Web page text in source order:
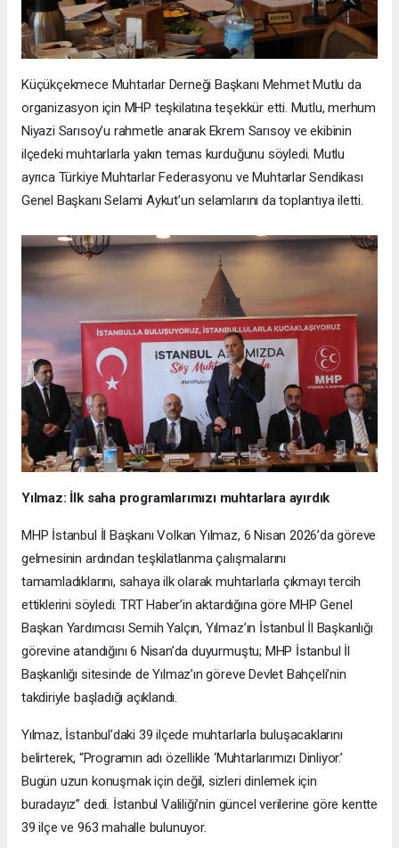
Küçükçekmece Muhtarlar Derneği Başkanı Mehmet Mutlu da
organizasyon için MHP teşkilatına teşekkür etti. Mutlu, merhum
Niyazi Sarısoy’u rahmetle anarak Ekrem Sarısoy ve ekibinin
ilçedeki muhtarlarla yakın temas kurduğunu söyledi. Mutlu
ayrıca Türkiye Muhtarlar Federasyonu ve Muhtarlar Sendikası
Genel Başkanı Selami Aykut’un selamlarını da toplantıya iletti.
Yılmaz: İlk saha programlarımızı muhtarlara ayırdık
MHP İstanbul İl Başkanı Volkan Yılmaz, 6 Nisan 2026’da göreve
gelmesinin ardından teşkilatlanma çalışmalarını
tamamladıklarını, sahaya ilk olarak muhtarlarla çıkmayı tercih
ettiklerini söyledi. TRT Haber’in aktardığına göre MHP Genel
Başkan Yardımcısı Semih Yalçın, Yılmaz’ın İstanbul İl Başkanlığı
görevine atandığını 6 Nisan’da duyurmuştu; MHP İstanbul İl
Başkanlığı sitesinde de Yılmaz’ın göreve Devlet Bahçeli’nin
takdiriyle başladığı açıklandı.
Yılmaz, İstanbul’daki 39 ilçede muhtarlarla buluşacaklarını
belirterek, “Programın adı özellikle ‘Muhtarlarımızı Dinliyor.’
Bugün uzun konuşmak için değil, sizleri dinlemek için
buradayız” dedi. İstanbul Valiliği’nin güncel verilerine göre kentte
39 ilçe ve 963 mahalle bulunuyor.